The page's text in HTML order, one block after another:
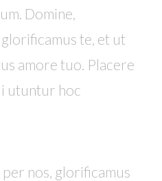
Domine,
te, et ut
amore tuo. Placere
utuntur hoc
nos, glorificamus